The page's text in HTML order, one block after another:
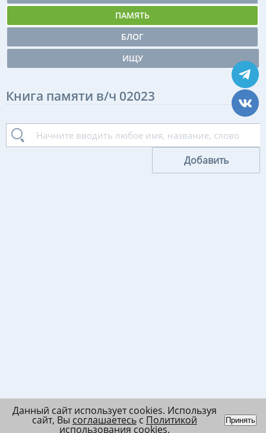
ПАМЯТЬ
БЛОГ
ИЩУ
Книга памяти в/ч 02023
Добавить
Данный сайт использует cookies. Используя
сайт, Вы соглашаетесьс Политикой
использования cookies.
Принять